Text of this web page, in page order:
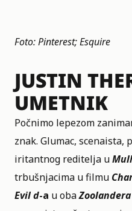
Foto: Pinterest; Esquire
JUSTIN
UMETNIK
Počnimo lepezom
znak. Glumac, scenaista,
iritantnog reditelja u
trbušnjacima u filmu
Evil d-a u obaZoolandera